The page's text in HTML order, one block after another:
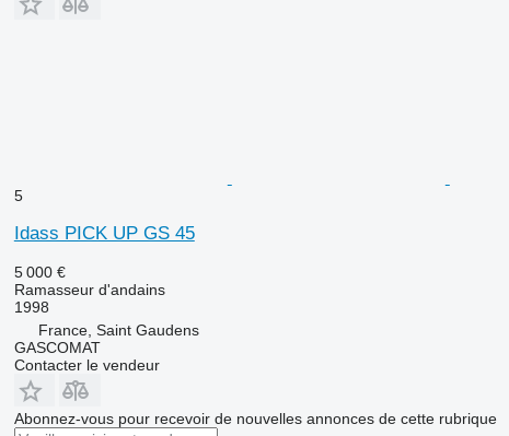
5
Idass PICK UP GS 45
5 000 €
Ramasseur d'andains
1998
France, Saint Gaudens
GASCOMAT
Contacter le vendeur
Abonnez-vous pour recevoir de nouvelles annonces de cette rubrique